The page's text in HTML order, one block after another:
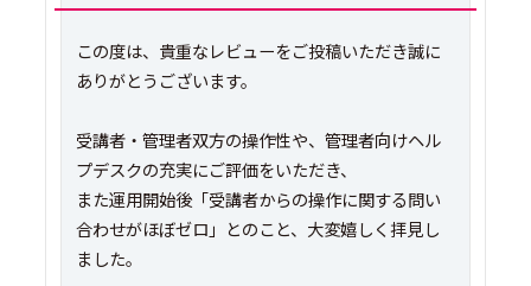
この度は、貴重なレビューをご投稿いただき誠に
ありがとうございます。
受講者・管理者双方の操作性や、管理者向けヘル
プデスクの充実にご評価をいただき、
また運用開始後「受講者からの操作に関する問い
合わせがほぼゼロ」とのこと、大変嬉しく拝見し
ました。